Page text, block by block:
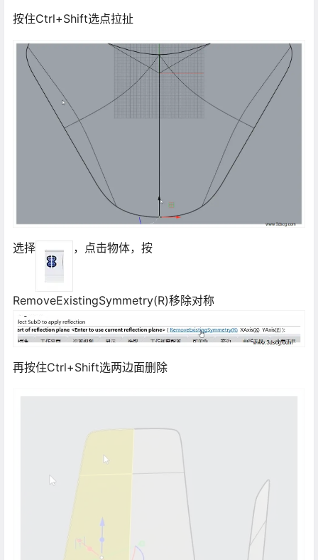
按住Ctrl+Shift选点拉扯
选择 ，点击物体，按
RemoveExistingSymmetry(R)移除对称
再按住Ctrl+Shift选两边面删除